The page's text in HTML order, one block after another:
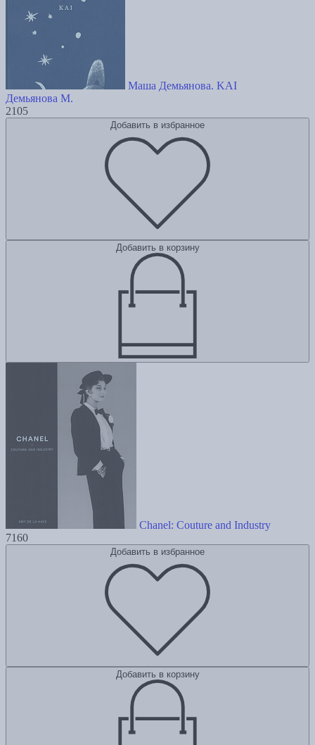
Маша Демьянова. KAI
Демьянова М.
2105
Добавить в избранное
Добавить в корзину
Chanel: Couture and Industry
7160
Добавить в избранное
Добавить в корзину